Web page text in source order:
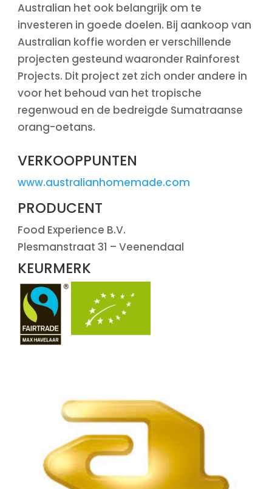
Australian het ook belangrijk om te
investeren in goede doelen. Bij aankoop van
Australian koffie worden er verschillende
projecten gesteund waaronder Rainforest
Projects. Dit project zet zich onder andere in
voor het behoud van het tropische
regenwoud en de bedreigde Sumatraanse
orang-oetans.
VERKOOPPUNTEN
www.australianhomemade.com
PRODUCENT
Food Experience B.V.
Plesmanstraat 31 – Veenendaal
KEURMERK